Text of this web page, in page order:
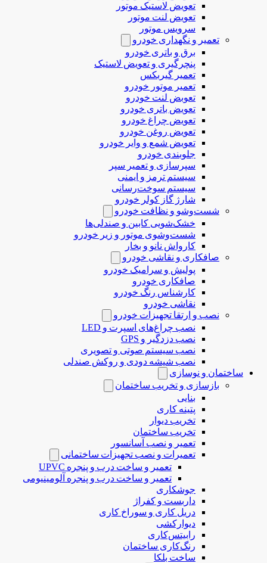
تعویض لاستیک موتور
تعویض لنت موتور
سرویس موتور
تعمیر و نگهداری خودرو
برق و باتری خودرو
پنچرگیری و تعویض لاستیک
تعمیر گیربکس
تعمیر موتور خودرو
تعوبض لنت خودرو
تعویض باتری خودرو
تعویض چراغ خودرو
تعویض روغن خودرو
تعویض شمع و وایر خودرو
جلوبندی خودرو
سپرسازی و تعمیر سپر
سیستم ترمز و ایمنی
سیستم سوخت‌رسانی
شارژ گاز کولر خودرو
شست‌وشو و نظافت خودرو
خشک‌شویی کابین و صندلی‌ها
شست‌وشوی موتور و زیر خودرو
کارواش نانو و بخار
صافکاری و نقاشی خودرو
پولیش و سرامیک خودرو
صافکاری خودرو
کارشناس رنگ خودرو
نقاشی خودرو
نصب و ارتقا تجهیزات خودرو
نصب چراغ‌های اسپرت و LED
نصب دزدگیر و GPS
نصب سیستم صوتی و تصویری
نصب شیشه دودی و روکش صندلی
ساختمان و نوسازی
بازسازی و تخریب ساختمان
بنایی
پتینه کاری
تخریب دیوار
تخریب ساختمان
تعمیر و نصب آسانسور
تعمیرات و نصب تجهیزات ساختمانی
تعمیر و ساخت درب و پنجره UPVC
تعمیر و ساخت درب و پنجره آلومینیومی
جوشکاری
داربست و کفراژ
دریل کاری و سوراخ کاری
دیوارکشی
رابیتس‌کاری
رنگ‌کاری ساختمان
ساخت بلکا